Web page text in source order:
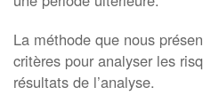
La méthode que nous
critères pour analyser les
résultats de l’analyse.